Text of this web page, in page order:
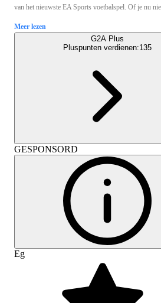
van het nieuwste EA Sports voetbalspel. Of je nu
Meer lezen
G2A Plus
Pluspunten verdienen:135
GESPONSORD
Eg